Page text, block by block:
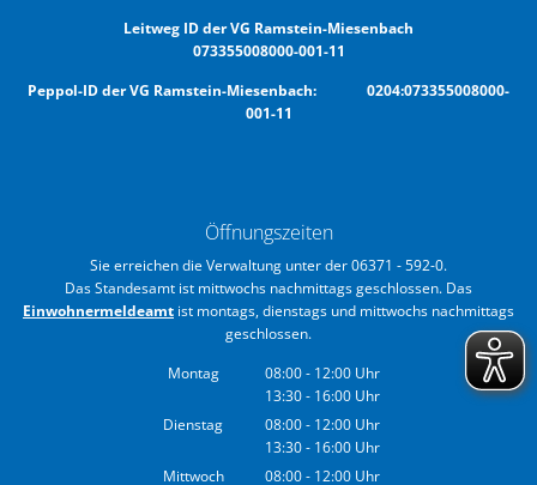
Leitweg ID der VG Ramstein-Miesenbach
073355008000-001-11
Peppol-ID der VG Ramstein-Miesenbach: 0204:073355008000-
001-11
Öffnungszeiten
Sie erreichen die Verwaltung unter der 06371 - 592-0.
Das Standesamt ist mittwochs nachmittags geschlossen. Das
Einwohnermeldeamt ist montags, dienstags und mittwochs nachmittags
geschlossen.
Montag
08:00- 12:00 Uhr
Von 08:00 bis 12:00 Uhr
13:30- 16:00 Uhr
Von 13:30 bis 16:00 Uhr
Dienstag 08:00- 12:00 Uhr
Von 08:00 bis 12:00 Uhr
13:30- 16:00 Uhr
Von 13:30 bis 16:00 Uhr
Mittwoch 08:00- 12:00 Uhr